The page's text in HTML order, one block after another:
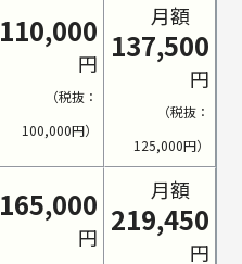
110,000
円
（税抜：
100,000円）
月額
137,500
円
（税抜：
125,000円）
165,000
円
月額
219,450
円